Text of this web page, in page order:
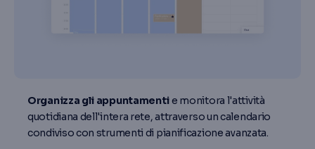
Organizza gli appuntamentie monitora l'attività
quotidiana dell'intera rete, attraverso un calendario
condiviso con strumenti di pianificazione avanzata.